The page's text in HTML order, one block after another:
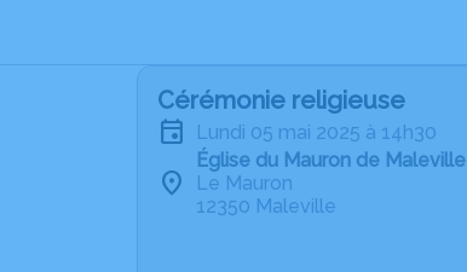
Cérémonie religieuse
lundi 05 mai 2025 à 14h30
Église du Mauron de Maleville
Le Mauron
12350 Maleville